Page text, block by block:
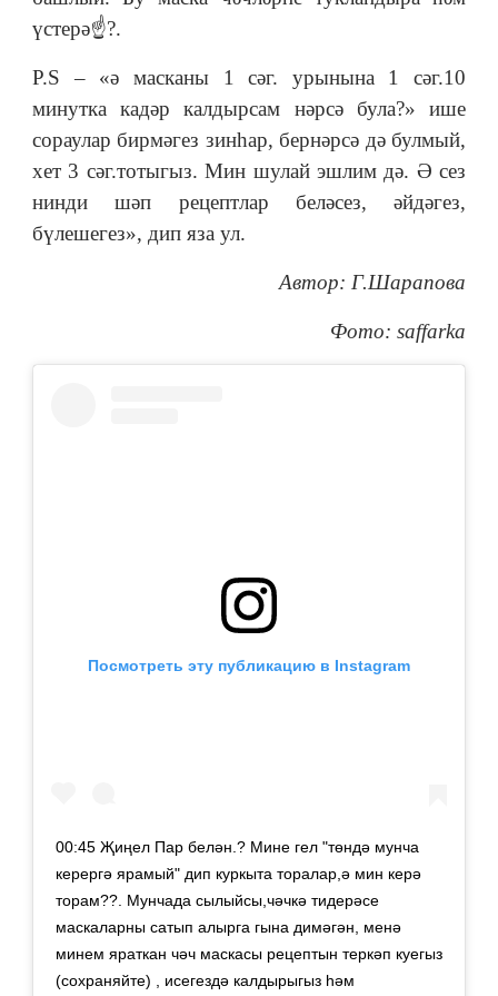
үстерә☝?.
P.S ‒ «ә масканы 1 сәг. урынына 1 сәг.10
минутка кадәр калдырсам нәрсә була?» ише
сораулар бирмәгез зинһар, бернәрсә дә булмый,
хет 3 сәг.тотыгыз. Мин шулай эшлим дә. Ә сез
нинди шәп рецептлар беләсез, әйдәгез,
бүлешегез», дип яза ул.
Автор: Г.Шарапова
Фото: saffarka
Посмотреть эту публикацию в Instagram
00:45 Җиңел Пар белән.? Мине гел "төндә мунча
керергә ярамый" дип куркыта торалар,ә мин керә
торам??. Мунчада сылыйсы,чәчкә тидерәсе
маскаларны сатып алырга гына димәгән, менә
минем яраткан чәч маскасы рецептын теркәп куегыз
(сохраняйте) , исегездә калдырыгыз һәм